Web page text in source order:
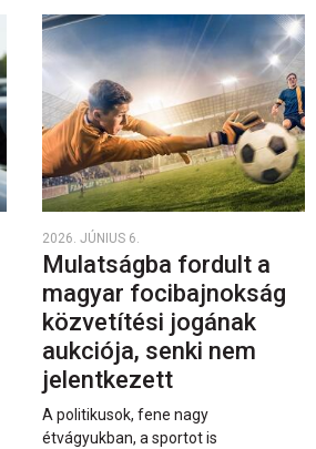
2026. JÚNIUS 6.
Mulatságba fordult a
magyar focibajnokság
közvetítési jogának
aukciója, senki nem
jelentkezett
A politikusok, fene nagy
étvágyukban, a sportot is